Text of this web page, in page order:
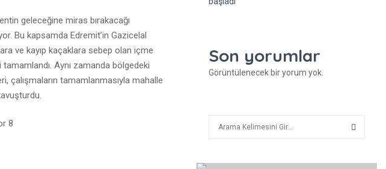
geleceğine miras bırakacağı
Bu kapsamda Edremit’in Gazicelal
ve kayıp kaçaklara sebep olan içme
tamamlandı. Aynı zamanda bölgedeki
çalışmaların tamamlanmasıyla mahalle
Son yorumlar
Görüntülenecek bir yorum yok.